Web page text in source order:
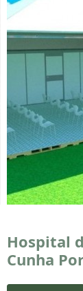
Hospital
Cunha